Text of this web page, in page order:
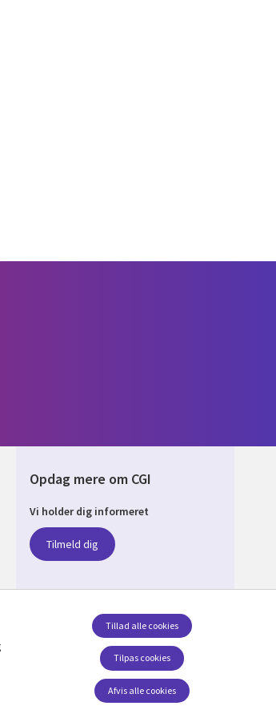
Opdag mere om CGI
Vi holder dig informeret
Tilmeld dig
Social Media DENMARK
Tilpas cookies
Tillad alle cookies
Afvis alle cookies